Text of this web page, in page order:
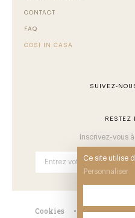
CONTACT
FAQ
COSI IN CASA
SUIVEZ-
RESTEZ
Inscrivez-vous
Cookies • Mentions •
Ce site utilise
Personnaliser